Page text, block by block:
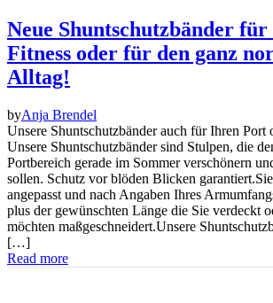
Neue Shuntschutzbänder für
Fitness oder für den ganz
Alltag!
byAnja Brendel
Unsere Shuntschutzbänder auch für Ihren Port
Unsere Shuntschutzbänder sind Stulpen, die
Portbereich gerade im Sommer verschönern
sollen. Schutz vor blöden Blicken
angepasst und nach Angaben Ihres
plus der gewünschten Länge die Sie verdeckt
möchten maßgeschneidert.Unsere
[…]
Read more